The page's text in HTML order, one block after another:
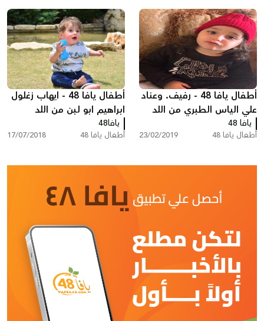
أطفال يافا 48 - رفيف. وعناد
علي الياس الطبري من اللد
يافا 48
أطفال يافا 48 23/02/2019
أطفال يافا 48 - ايهاب زغلول
ابراهيم ابو لبن من اللد
يافا48
أطفال يافا 48 17/07/2018